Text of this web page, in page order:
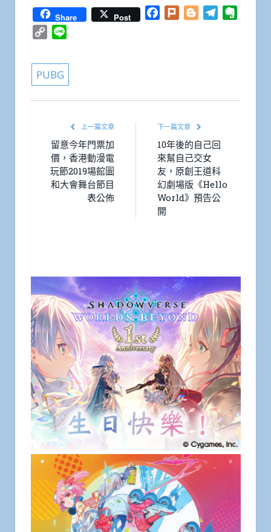
Share Post Facebook
Plurk BloggerTelegram
Copy
PUBG
上一篇文章
留意今年門票加
價，香港動漫電
玩節2019場館圖
和大會舞台節目
表公佈
下一篇文章
10年後的自己回
來幫自己交女
友，原創王道科
幻劇場版《Hello
World》預告公
開